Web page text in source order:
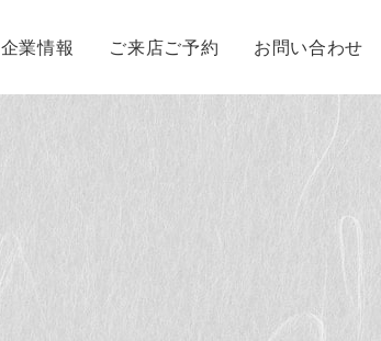
企業情報 ご来店ご予約 お問い合わせ